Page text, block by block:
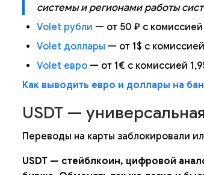
системы и регионами работы
Volet рубли — от 50 ₽ с комиссией
Volet доллары — от 1$ с
Volet евро — от 1€ с комиссией
Как выводить евро и доллары на
USDT —
Переводы на карты заблокировали
USDT — стейблкоин, цифровой